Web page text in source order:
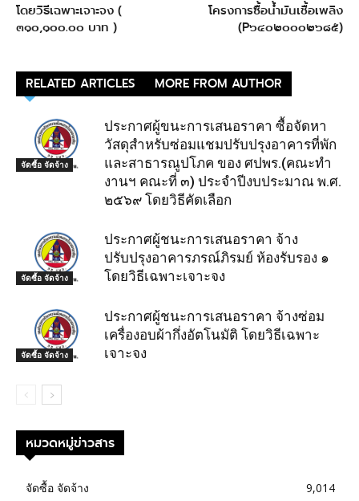
โดยวิธีเฉพาะเจาะจง (
๓๑๐,๑๐๐.๐๐ บาท )
โครงการซื้อนํ้ามันเชื้อเพลิง
(P๖๔๐๒๐๐๐๒๖๘๕)
RELATED ARTICLES MORE FROM AUTHOR
จัดซื้อ จัดจ้าง
ประกาศผู้ขนะการเสนอราคา ซื้อจัดหา
วัสดุสำหรับซ่อมแชมปรับปรุงอาคารที่พัก
และสาธารณูปโภค ของ ศปพร.(คณะทำ
งานฯ คณะที่ ๓) ประจำปีงบประมาณ พ.ศ.
๒๕๖๙ โดยวิธีคัดเลือก
จัดซื้อ จัดจ้าง
ประกาศผู้ชนะการเสนอราคา จ้าง
ปรับปรุงอาคารภรณ์ภิรมย์ ห้องรับรอง ๑
โดยวิธีเฉพาะเจาะจง
จัดซื้อ จัดจ้าง
ประกาศผู้ชนะการเสนอราคา จ้างซ่อม
เครื่องอบผ้ากึ่งอัตโนมัติ โดยวิธีเฉพาะ
เจาะจง
หมวดหมู่ข่าวสาร
จัดซื้อ จัดจ้าง 9,014